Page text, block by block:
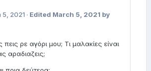
5, 2021 · Edited March 5, 2021 by
ρε αγόρι μου; Τι μαλακίες είναι
αραδιαζεις;